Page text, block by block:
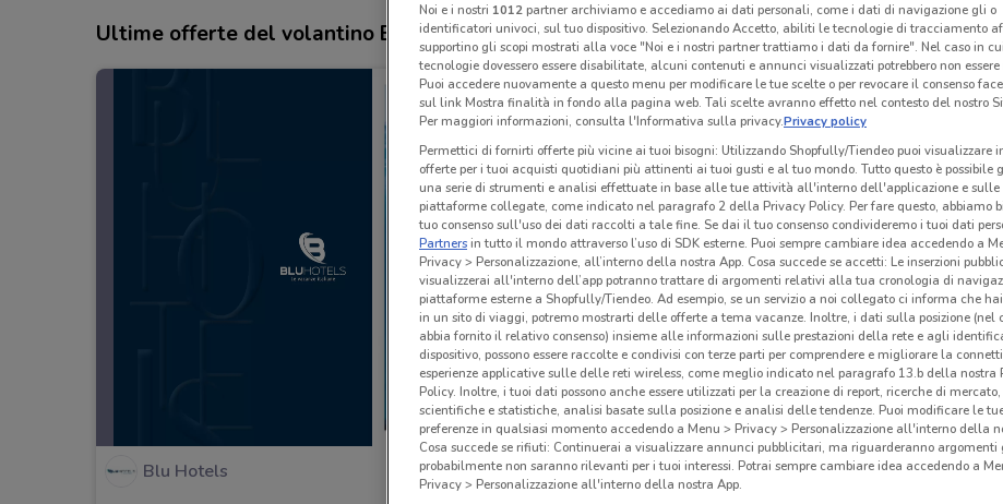
Ultime offerte del volantino Blu Hotels
Blu Hotels
Blu
Noi e i nostri 1012partner archiviamo e accediamo ai dati personali, come i dati di navigazione gli o
identificatori univoci, sul tuo dispositivo. Selezionando Accetto, abiliti le tecnologie di tracciamento
supportino gli scopi mostrati alla voce "Noi e i nostri partner trattiamo i dati da fornire". Nel caso in
tecnologie dovessero essere disabilitate, alcuni contenuti e annunci visualizzati potrebbero non
Puoi accedere nuovamente a questo menu per modificare le tue scelte o per revocare il consenso
sul link Mostra finalità in fondo alla pagina web. Tali scelte avranno effetto nel contesto del nostro
Per maggiori informazioni, consulta l'Informativa sulla privacy.Privacy policy
Permettici di fornirti offerte più vicine ai tuoi bisogni: Utilizzando Shopfully/Tiendeo puoi visualizzare
offerte per i tuoi acquisti quotidiani più attinenti ai tuoi gusti e al tuo mondo. Tutto questo è possibile
una serie di strumenti e analisi effettuate in base alle tue attività all'interno dell'applicazione e sulle
piattaforme collegate, come indicato nel paragrafo 2 della Privacy Policy. Per fare questo, abbiamo
tuo consenso sull'uso dei dati raccolti a tale fine. Se dai il tuo consenso condivideremo i tuoi dati
Partnersin tutto il mondo attraverso l’uso di SDK esterne. Puoi sempre cambiare idea accedendo a
Privacy > Personalizzazione, all’interno della nostra App. Cosa succede se accetti: Le inserzioni
visualizzerai all'interno dell’app potranno trattare di argomenti relativi alla tua cronologia di
piattaforme esterne a Shopfully/Tiendeo. Ad esempio, se un servizio a noi collegato ci informa che
in un sito di viaggi, potremo mostrarti delle offerte a tema vacanze. Inoltre, i dati sulla posizione (nel
abbia fornito il relativo consenso) insieme alle informazioni sulle prestazioni della rete e agli
dispositivo, possono essere raccolte e condivisi con terze parti per comprendere e migliorare la
esperienze applicative sulle delle reti wireless, come meglio indicato nel paragrafo 13.b della nostra
Policy. Inoltre, i tuoi dati possono anche essere utilizzati per la creazione di report, ricerche di mercato,
scientifiche e statistiche, analisi basate sulla posizione e analisi delle tendenze. Puoi modificare le
preferenze in qualsiasi momento accedendo a Menu > Privacy > Personalizzazione all'interno della
Cosa succede se rifiuti: Continuerai a visualizzare annunci pubblicitari, ma riguarderanno argomenti
probabilmente non saranno rilevanti per i tuoi interessi. Potrai sempre cambiare idea accedendo a
Privacy > Personalizzazione all'interno della nostra App.